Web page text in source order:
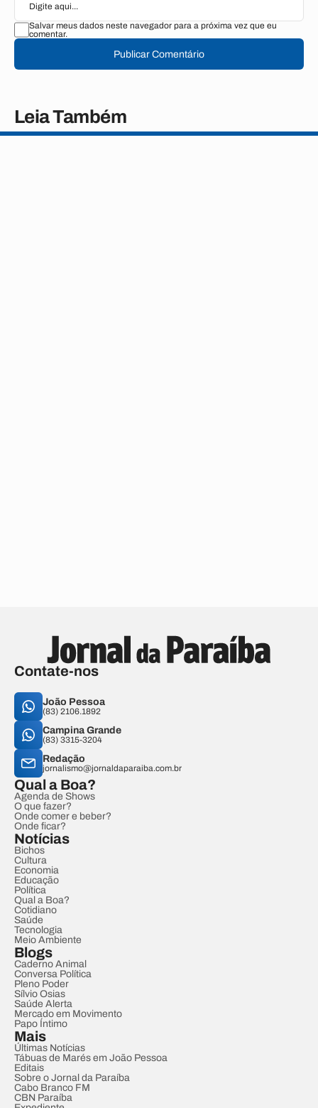
Salvar meus dados neste navegador para a próxima vez que eu
comentar.
Publicar Comentário
Leia Também
Contate-nos
João Pessoa
(83) 2106.1892
Campina Grande
(83) 3315-3204
Redação
jornalismo@jornaldaparaiba.com.br
Qual a Boa?
Agenda de Shows
O que fazer?
Onde comer e beber?
Onde ficar?
Notícias
Bichos
Cultura
Economia
Educação
Política
Qual a Boa?
Cotidiano
Saúde
Tecnologia
Meio Ambiente
Blogs
Caderno Animal
Conversa Política
Pleno Poder
Sílvio Osias
Saúde Alerta
Mercado em Movimento
Papo Íntimo
Mais
Últimas Notícias
Tábuas de Marés em João Pessoa
Editais
Sobre o Jornal da Paraíba
Cabo Branco FM
CBN Paraíba